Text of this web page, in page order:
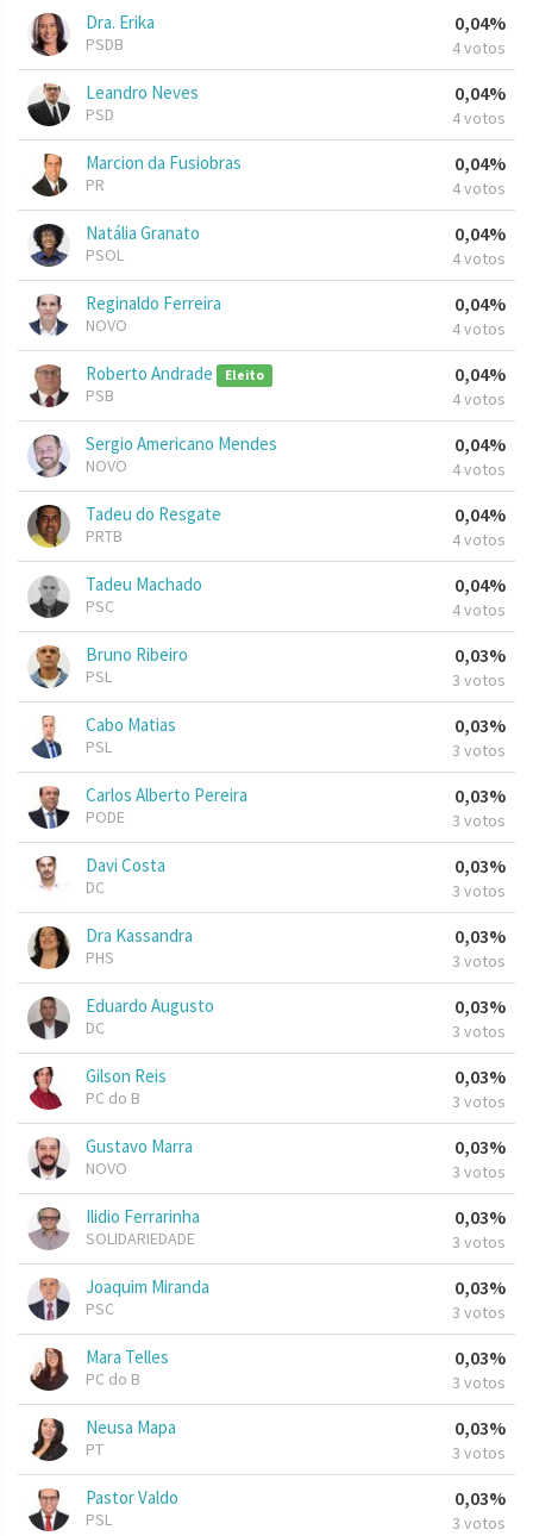
Dra. Erika
PSDB
0,04%
4 votos
Leandro Neves
PSD
0,04%
4 votos
Marcion da Fusiobras
PR
0,04%
4 votos
Natália Granato
PSOL
0,04%
4 votos
Reginaldo Ferreira
NOVO
0,04%
4 votos
Roberto Andrade Eleito
PSB
0,04%
4 votos
Sergio Americano Mendes
NOVO
0,04%
4 votos
Tadeu do Resgate
PRTB
0,04%
4 votos
Tadeu Machado
PSC
0,04%
4 votos
Bruno Ribeiro
PSL
0,03%
3 votos
Cabo Matias
PSL
0,03%
3 votos
Carlos Alberto Pereira
PODE
0,03%
3 votos
Davi Costa
DC
0,03%
3 votos
Dra Kassandra
PHS
0,03%
3 votos
Eduardo Augusto
DC
0,03%
3 votos
Gilson Reis
PC do B
0,03%
3 votos
Gustavo Marra
NOVO
0,03%
3 votos
Ilidio Ferrarinha
SOLIDARIEDADE
0,03%
3 votos
Joaquim Miranda
PSC
0,03%
3 votos
Mara Telles
PC do B
0,03%
3 votos
Neusa Mapa
PT
0,03%
3 votos
Pastor Valdo
PSL
0,03%
3 votos